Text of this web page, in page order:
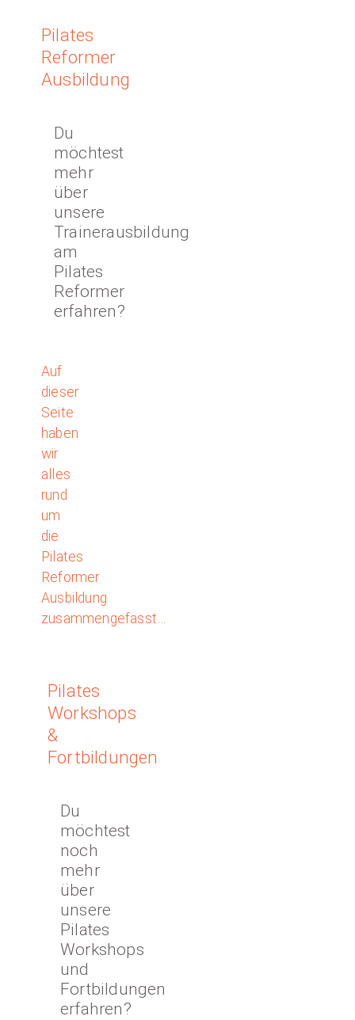
Pilates
Reformer
Ausbildung
Du
möchtest
mehr
über
unsere
Trainerausbildung
am
Pilates
Reformer
erfahren?
Auf
dieser
Seite
haben
wir
alles
rund
um
die
Pilates
Reformer
Ausbildung
zusammengefasst…
Pilates
Workshops
&
Fortbildungen
Du
möchtest
noch
mehr
über
unsere
Pilates
Workshops
und
Fortbildungen
erfahren?